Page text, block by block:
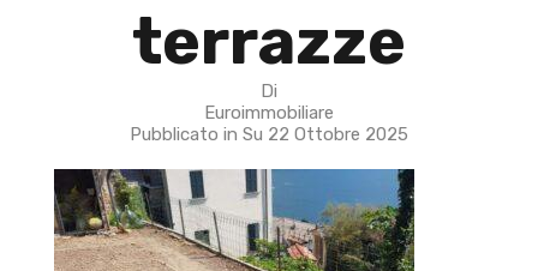
terrazze
Di
Euroimmobiliare
Pubblicato in Su 22 Ottobre 2025